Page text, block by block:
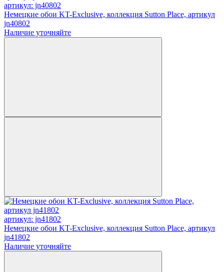
артикул: jn40802
Немецкие обои KT-Exclusive, коллекция Sutton Place, артикул
jn40802
Наличие уточняйте
артикул: jn41802
Немецкие обои KT-Exclusive, коллекция Sutton Place, артикул
jn41802
Наличие уточняйте